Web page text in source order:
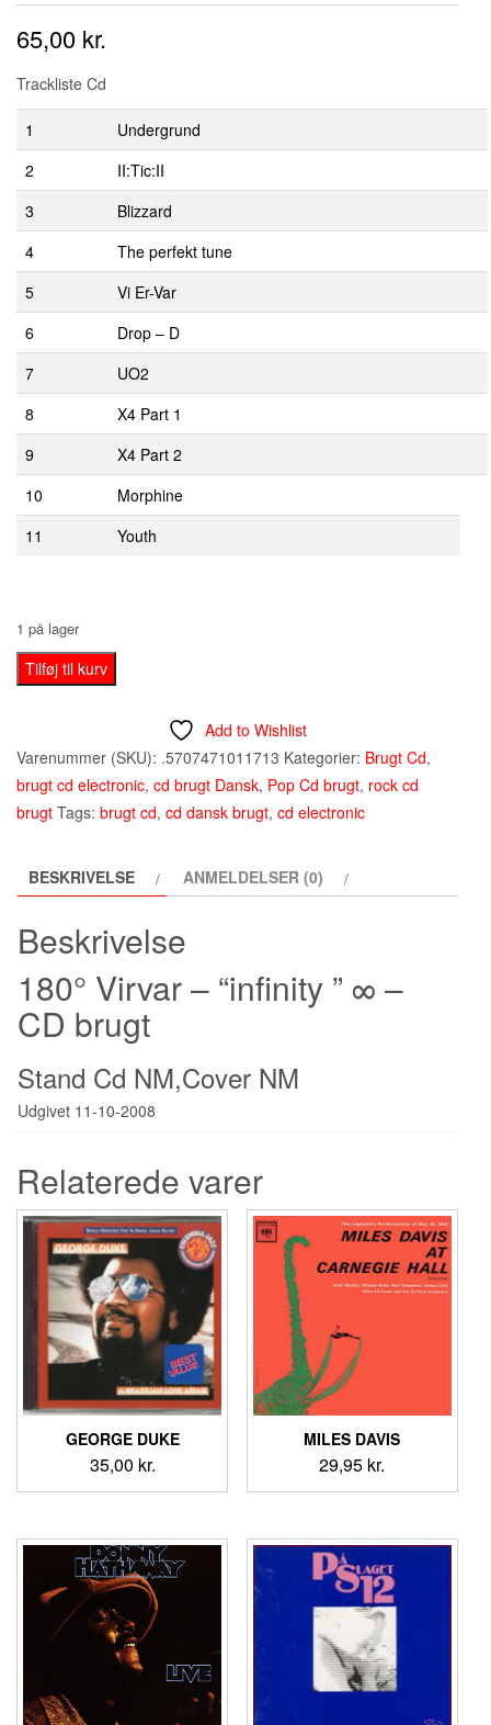
65,00 kr.
Trackliste Cd
1
Undergrund
2
II:Tic:II
3
Blizzard
4
The perfekt tune
5
Vi Er-Var
6
Drop – D
7
UO2
8
X4 Part 1
9
X4 Part 2
10
Morphine
11
Youth
1 på lager
180°
Virvar
(2008)
Tilføj til kurv
Add to Wishlist
Varenummer (SKU): .5707471011713 Kategorier: Brugt Cd,
brugt cd electronic, cd brugt Dansk, Pop Cd brugt, rock cd
brugt Tags: brugt cd, cd dansk brugt, cd electronic
BESKRIVELSE ANMELDELSER (0)
Beskrivelse
180° Virvar ‎– “infinity ” ∞ –
CD brugt
Stand Cd NM,Cover NM
Udgivet 11-10-2008
Relaterede varer
GEORGE DUKE
35,00 kr.
MILES DAVIS
29,95 kr.